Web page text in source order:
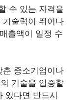
수 있는 자격을
술력이 뛰어나
출액이 일정 수
중소기업이나
기술을 입증할
있다면 반드시